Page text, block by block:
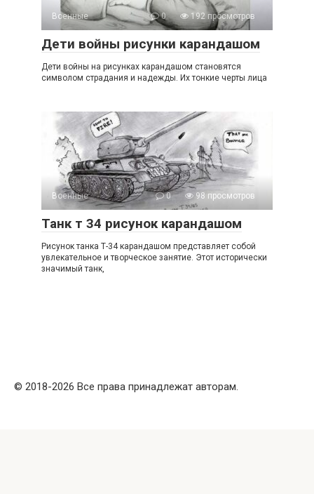
Военные 0 192 просмотров
Дети войны рисунки карандашом
Дети войны на рисунках карандашом становятся
символом страдания и надежды. Их тонкие черты лица
Военные 0 98 просмотров
Танк т 34 рисунок карандашом
Рисунок танка Т-34 карандашом представляет собой
увлекательное и творческое занятие. Этот исторически
значимый танк,
© 2018-2026 Все права принадлежат авторам.